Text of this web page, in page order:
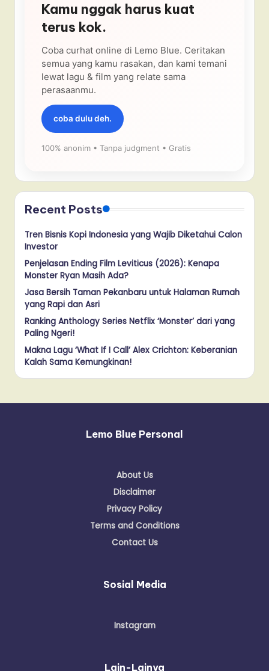
Kamu nggak harus kuat
terus kok.
Coba curhat online di Lemo Blue. Ceritakan
semua yang kamu rasakan, dan kami temani
lewat lagu & film yang relate sama
perasaanmu.
coba dulu deh.
100% anonim • Tanpa judgment • Gratis
Recent Posts
Tren Bisnis Kopi Indonesia yang Wajib Diketahui Calon
Investor
Penjelasan Ending Film Leviticus (2026): Kenapa
Monster Ryan Masih Ada?
Jasa Bersih Taman Pekanbaru untuk Halaman Rumah
yang Rapi dan Asri
Ranking Anthology Series Netflix ‘Monster’ dari yang
Paling Ngeri!
Makna Lagu ‘What If I Call’ Alex Crichton: Keberanian
Kalah Sama Kemungkinan!
Lemo Blue Personal
About Us
Disclaimer
Privacy Policy
Terms and Conditions
Contact Us
Sosial Media
Instagram
Lain-Lainya